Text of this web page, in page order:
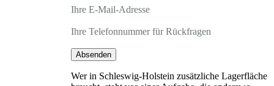
Ihre E-Mail-Adresse
Ihre Telefonnummer für Rückfragen
Absenden
Wer in Schleswig-Holstein zusätzliche Lagerfläche